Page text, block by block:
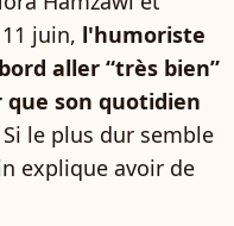
juin, l'humoriste
aller “très bien”
son quotidien
Si le plus dur semble
explique avoir de